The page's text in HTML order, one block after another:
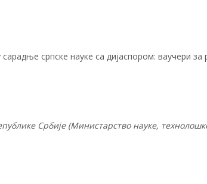
српске науке са дијаспором: ваучери
Србије (Министарство науке,